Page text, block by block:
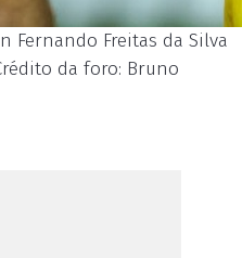
Fernando Freitas da Silva
da foro: Bruno